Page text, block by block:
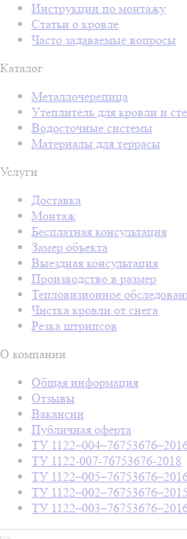
Инструкции по монтажу
Статьи о кровле
Часто задаваемые вопросы
Каталог
Металлочерепица
Утеплитель для кровли и
Водосточные системы
Материалы для террасы
Услуги
Доставка
Монтаж
Бесплатная консультация
Замер объекта
Выездная консультация
Производство в размер
Тепловизионное
Чистка кровли от снега
Резка штрипсов
О компании
Общая информация
Отзывы
Вакансии
Публичная оферта
ТУ
ТУ 1122-007-76753676-2018
ТУ
ТУ 1122–002–76753676–2015
ТУ